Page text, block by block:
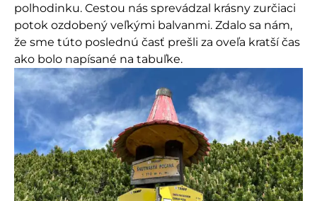
polhodinku. Cestou nás sprevádzal krásny zurčiaci
potok ozdobený veľkými balvanmi. Zdalo sa nám,
že sme túto poslednú časť prešli za oveľa kratší čas
ako bolo napísané na tabuľke.